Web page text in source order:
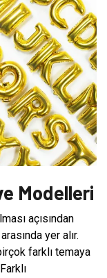
Modelleri
açısından
yer alır.
farklı temaya